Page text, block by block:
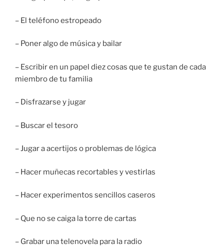
– El teléfono estropeado
– Poner algo de música y bailar
– Escribir en un papel diez cosas que te gustan de cada
miembro de tu familia
– Disfrazarse y jugar
– Buscar el tesoro
– Jugar a acertijos o problemas de lógica
– Hacer muñecas recortables y vestirlas
– Hacer experimentos sencillos caseros
– Que no se caiga la torre de cartas
– Grabar una telenovela para la radio